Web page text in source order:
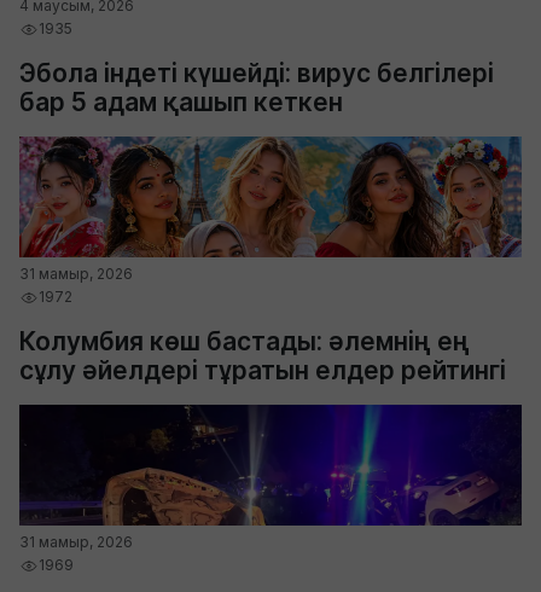
4 маусым, 2026
1935
Эбола індеті күшейді: вирус белгілері
бар 5 адам қашып кеткен
31 мамыр, 2026
1972
Колумбия көш бастады: әлемнің ең
сұлу әйелдері тұратын елдер рейтингі
31 мамыр, 2026
1969